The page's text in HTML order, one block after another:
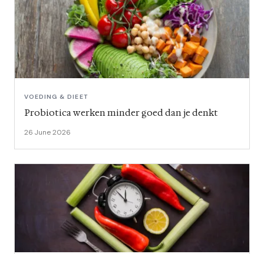
VOEDING & DIEET
Probiotica werken minder goed dan je denkt
26 June 2026